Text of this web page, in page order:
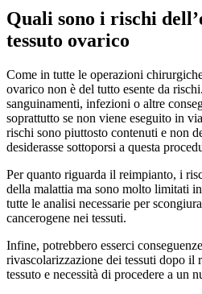
Quali sono i rischi
tessuto ovarico
Come in tutte le operazioni
ovarico non è del tutto esente da
sanguinamenti, infezioni o altre
soprattutto se non viene eseguito in
rischi sono piuttosto contenuti e non
desiderasse sottoporsi a questa
Per quanto riguarda il reimpianto, i
della malattia ma sono molto limitati
tutte le analisi necessarie per
cancerogene nei tessuti.
Infine, potrebbero esserci
rivascolarizzazione dei tessuti dopo il
tessuto e necessità di procedere a un